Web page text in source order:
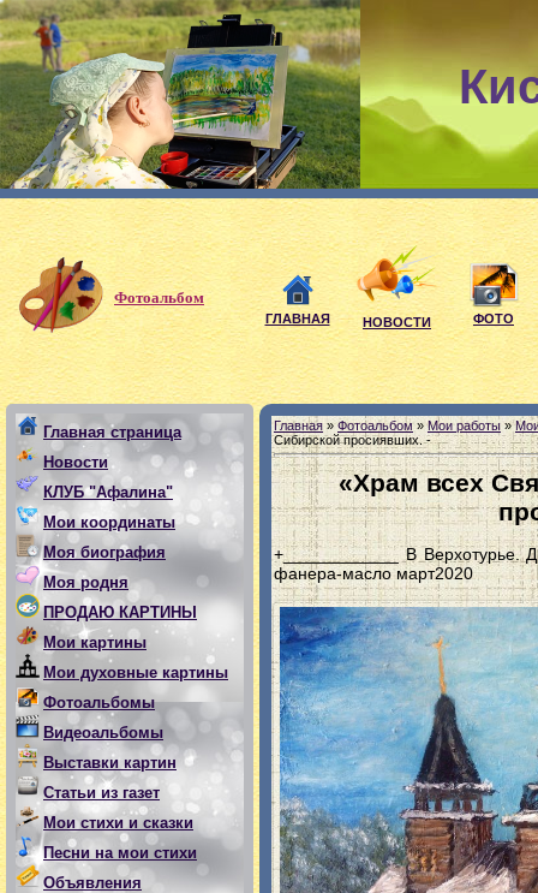
Мои
Фотоальбом
ГЛАВНАЯ НОВОСТИ ФОТО
Главная страница
Новости
КЛУБ "Афалина"
Мои координаты
Моя биография
Моя родня
ПРОДАЮ КАРТИНЫ
Мои картины
Мои духовные картины
Фотоальбомы
Видеоальбомы
Выставки картин
Статьи из газет
Мои стихи и сказки
Песни на мои стихи
Объявления
Главная » Фотоальбом»Мои работы »
Сибирской просиявших. -
«Храм всех
+____________ В Верхотурье.
фанера-масло март2020